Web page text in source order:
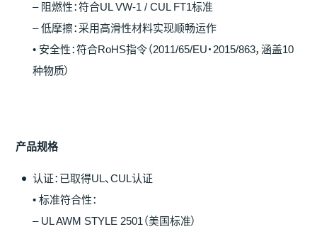
– 阻燃性：符合UL VW-1 / CUL FT1标准
– 低摩擦：采用高滑性材料实现顺畅运作
• 安全性：符合RoHS指令（2011/65/EU・2015/863，涵盖10
种物质）
产品规格
认证：已取得UL、CUL认证
• 标准符合性：
– UL AWM STYLE 2501（美国标准）